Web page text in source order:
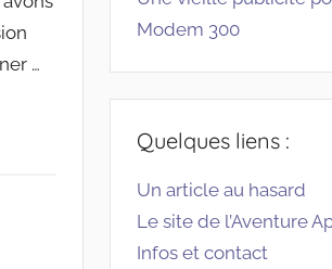
…
Modem 300
Quelques liens :
Un article au hasard
Le site de l’Aventure
Infos et contact